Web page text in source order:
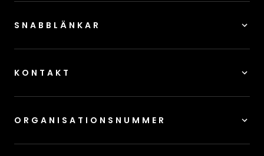
SNABBLÄNKAR
KONTAKT
ORGANISATIONSNUMMER